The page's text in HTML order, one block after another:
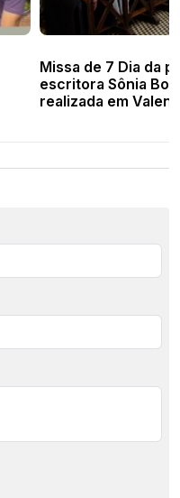
Missa de 7 Dia da
escritora Sônia
realizada em